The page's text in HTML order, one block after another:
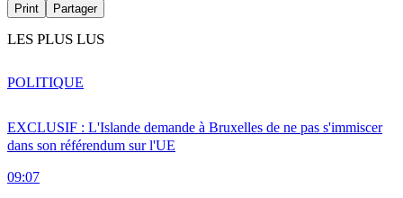
Print Partager
LES PLUS LUS
EXCLUSIF : L'Islande demande à Bruxelles de ne pas s'immiscer
dans son référendum sur l'UE
09:07
POLITIQUE